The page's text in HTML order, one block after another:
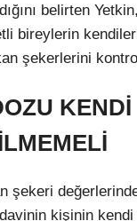
belirten
bireylerin
şekerlerini
şekeri
kişinin kendi